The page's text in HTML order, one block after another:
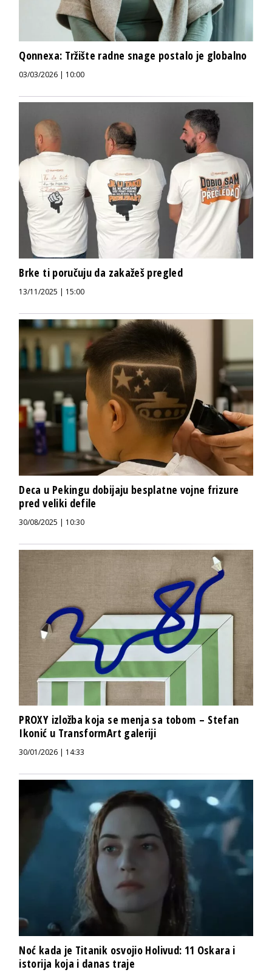
Qonnexa: Tržište radne snage postalo je globalno
03/03/2026 | 10:00
Brke ti poručuju da zakažeš pregled
13/11/2025 | 15:00
Deca u Pekingu dobijaju besplatne vojne frizure
pred veliki defile
30/08/2025 | 10:30
PROXY izložba koja se menja sa tobom – Stefan
Ikonić u TransformArt galeriji
30/01/2026 | 14:33
Noć kada je Titanik osvojio Holivud: 11 Oskara i
istorija koja i danas traje